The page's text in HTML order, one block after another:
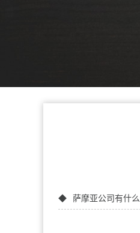
萨摩亚公司有什